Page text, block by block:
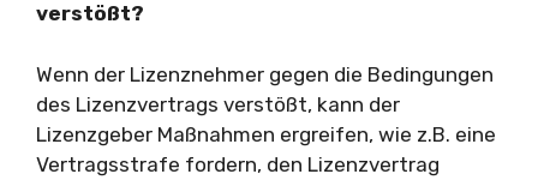
verstößt?
Wenn der Lizenznehmer gegen die Bedingungen
des Lizenzvertrags verstößt, kann der
Lizenzgeber Maßnahmen ergreifen, wie z.B. eine
Vertragsstrafe fordern, den Lizenzvertrag